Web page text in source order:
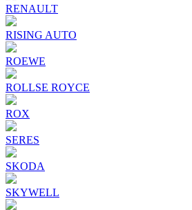
RENAULT
RISING AUTO
ROEWE
ROLLSE ROYCE
ROX
SERES
SKODA
SKYWELL